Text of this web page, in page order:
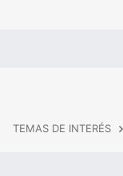
TEMAS DE INTERÉS